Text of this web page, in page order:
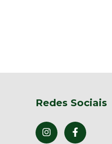
Redes Sociais